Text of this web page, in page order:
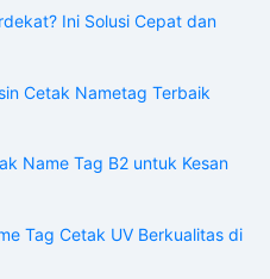
Ini Solusi Cepat dan
Cetak Nametag Terbaik
Name Tag B2 untuk Kesan
Tag Cetak UV Berkualitas di